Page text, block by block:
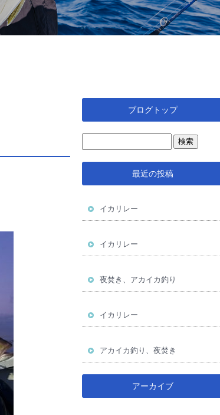
ブログトップ
最近の投稿
イカリレー
イカリレー
夜焚き、アカイカ釣り
イカリレー
アカイカ釣り、夜焚き
アーカイブ